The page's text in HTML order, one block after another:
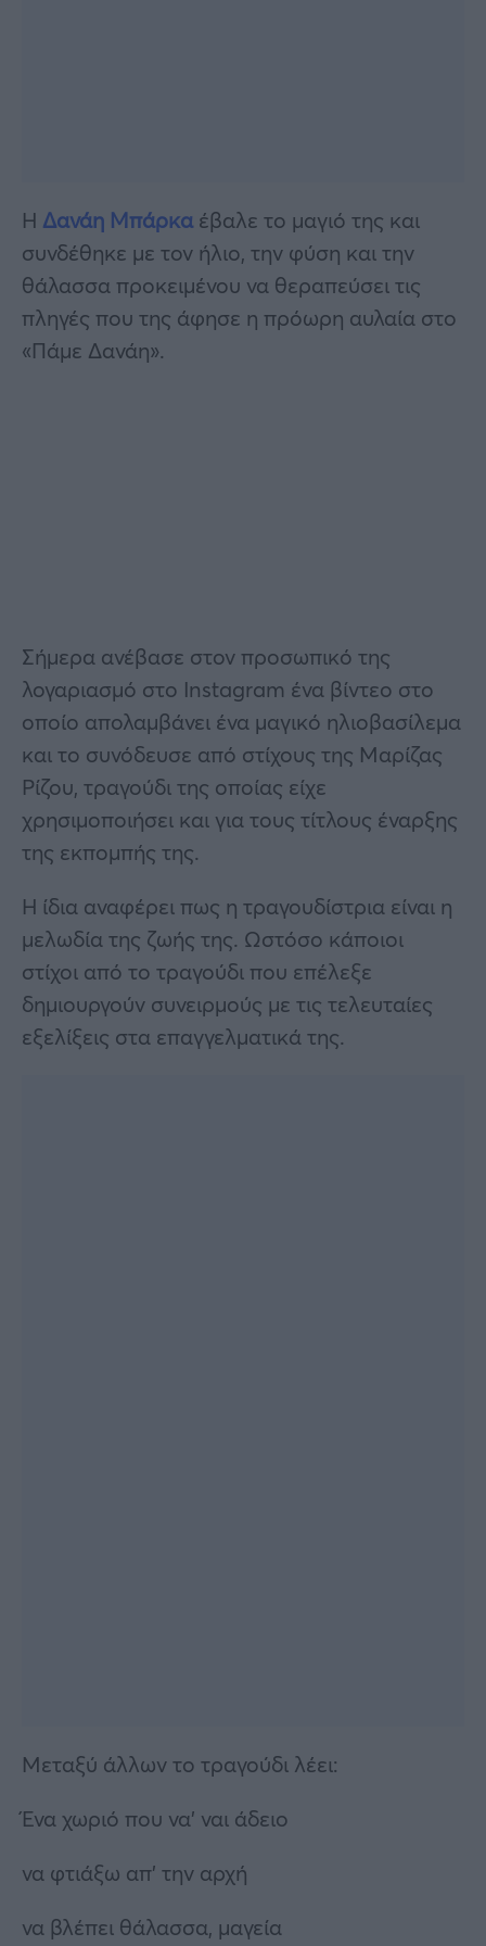
Η Δανάη Μπάρκα έβαλε το μαγιό της και
συνδέθηκε με τον ήλιο, την φύση και την
θάλασσα προκειμένου να θεραπεύσει τις
πληγές που της άφησε η πρόωρη αυλαία στο
«Πάμε Δανάη».
Σήμερα ανέβασε στον προσωπικό της
λογαριασμό στο Instagram ένα βίντεο στο
οποίο απολαμβάνει ένα μαγικό ηλιοβασίλεμα
και το συνόδευσε από στίχους της Μαρίζας
Ρίζου, τραγούδι της οποίας είχε
χρησιμοποιήσει και για τους τίτλους έναρξης
της εκπομπής της.
Η ίδια αναφέρει πως η τραγουδίστρια είναι η
μελωδία της ζωής της. Ωστόσο κάποιοι
στίχοι από το τραγούδι που επέλεξε
δημιουργούν συνειρμούς με τις τελευταίες
εξελίξεις στα επαγγελματικά της.
Μεταξύ άλλων το τραγούδι λέει:
Ένα χωριό που να’ ναι άδειο
να φτιάξω απ’ την αρχή
να βλέπει θάλασσα, μαγεία